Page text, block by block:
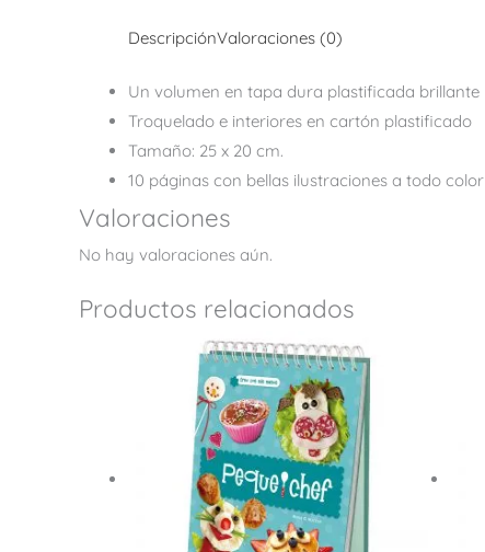
DescripciónValoraciones (0)
Un volumen en tapa dura plastificada brillante
Troquelado e interiores en cartón plastificado
Tamaño: 25 x 20 cm.
10 páginas con bellas ilustraciones a todo color
Valoraciones
No hay valoraciones aún.
Productos relacionados